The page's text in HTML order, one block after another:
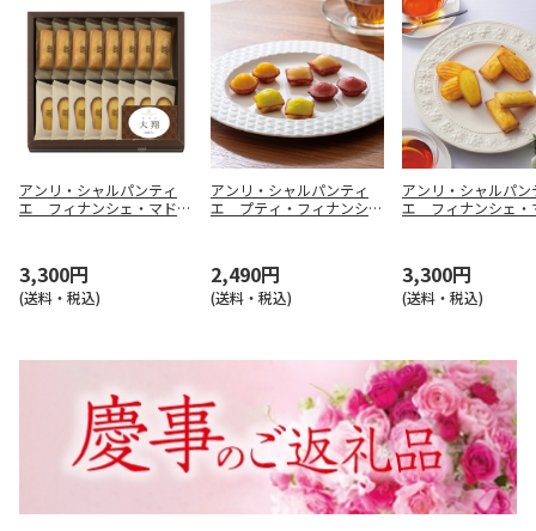
アンリ・シャルパンティ
エ フィナンシェ・マドレ
3,300円
(送料・税込)
アンリ・シャルパンティ
エ プティ・フィナンシェ
2,490円
(送料・税込)
アンリ・シャルパン
エ フィナンシェ・
3,300円
(送料・税込)